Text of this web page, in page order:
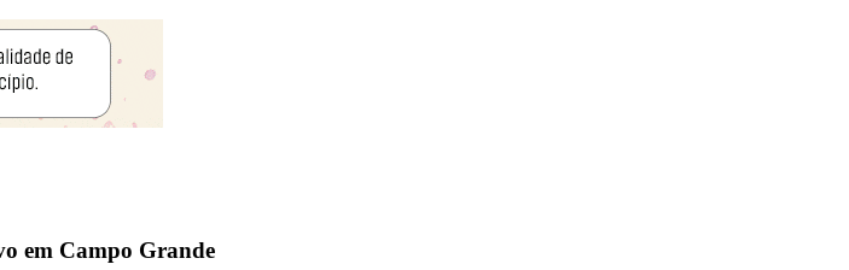
em Campo Grande